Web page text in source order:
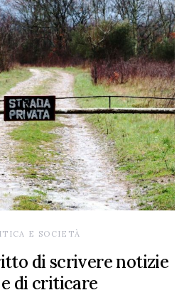
E SOCIETÀ
di scrivere notizie
di criticare